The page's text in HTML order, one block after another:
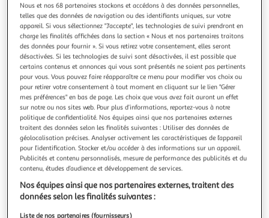
Illustration
précédente
Illustration
suivante
J-LINE
Lampe à poser en béton greta 71cm gris
Informations Techniques : Dimensions : D. 42 x H. 71,5 cm
Câble : L. 130 cm Matière : Béton Spécificités : Tendance &
Moderne Lampe à Poser Forme Ronde Douille E27
Puissance maximale : 60 W Poids : 7 kg Couleur : Gris
En savoir +
Vous voulez connaître le prix de ce produit ?
Afficher le prix
Nous et nos 68 partenaires stockons et accédons à des données personnelles,
telles que des données de navigation ou des identifiants uniques, sur votre
appareil. Si vous sélectionnez "J'accepte", les technologies de suivi prendront en
charge les finalités affichées dans la section « Nous et nos partenaires traitons
des données pour fournir ». Si vous retirez votre consentement, elles seront
désactivées. Si les technologies de suivi sont désactivées, il est possible que
certains contenus et annonces qui vous sont présentés ne soient pas pertinents
pour vous. Vous pouvez faire réapparaître ce menu pour modifier vos choix ou
pour retirer votre consentement à tout moment en cliquant sur le lien "Gérer
mes préférences" en bas de page. Les choix que vous avez fait auront un effet
sur notre ou nos sites web. Pour plus d’informations, reportez-vous à notre
politique de confidentialité. Nos équipes ainsi que nos partenaires externes
traitent des données selon les finalités suivantes : Utiliser des données de
géolocalisation précises. Analyser activement les caractéristiques de l’appareil
pour l’identification. Stocker et/ou accéder à des informations sur un appareil.
Publicités et contenu personnalisés, mesure de performance des publicités et du
contenu, études d’audience et développement de services.
Nos équipes ainsi que nos partenaires externes, traitent des
données selon les finalités suivantes :
Liste de nos partenaires (fournisseurs)